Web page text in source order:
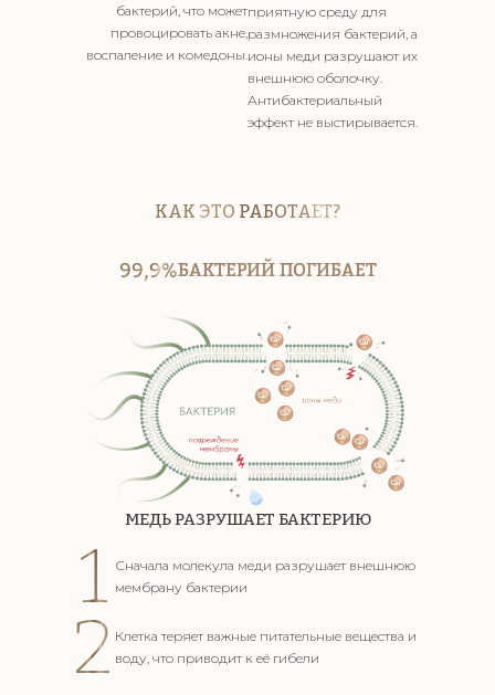
бактерий, что может
провоцировать акне,
воспаление и комедоны.
приятную среду для
размножения бактерий, а
ионы меди разрушают их
внешнюю оболочку.
Антибактериальный
эффект не выстирывается.
КАК ЭТО РАБОТАЕТ?
99,9%БАКТЕРИЙ ПОГИБАЕТ
МЕДЬ РАЗРУШАЕТ БАКТЕРИЮ
1 Сначала молекула меди разрушает внешнюю
мембрану бактерии
2 Клетка теряет важные питательные вещества и
воду, что приводит к её гибели